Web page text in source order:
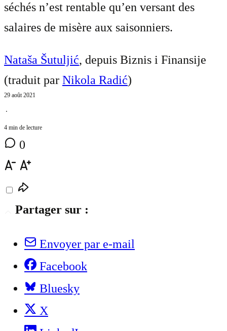
séchés n’est rentable qu’en versant des
salaires de misère aux saisonniers.
Nataša Šutuljić, depuis Biznis i Finansije
(traduit par Nikola Radić)
29 août 2021
⋅
4 min de lecture
0
Partager sur :
Envoyer par e-mail
Facebook
Bluesky
X